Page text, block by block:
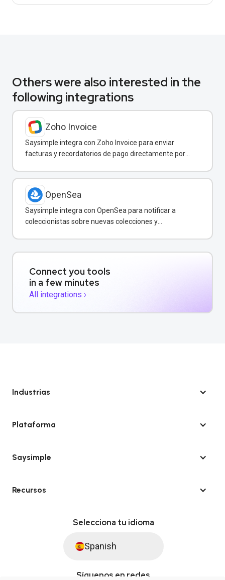
Others were also interested in the
following integrations
Zoho Invoice
Saysimple integra con Zoho Invoice para enviar
facturas y recordatorios de pago directamente por
OpenSea
Saysimple integra con OpenSea para notificar a
coleccionistas sobre nuevas colecciones y
Connect you tools
in a few minutes
All integrations ›
Industrias
Plataforma
Saysimple
Recursos
Selecciona tu idioma
Spanish
Síguenos en redes